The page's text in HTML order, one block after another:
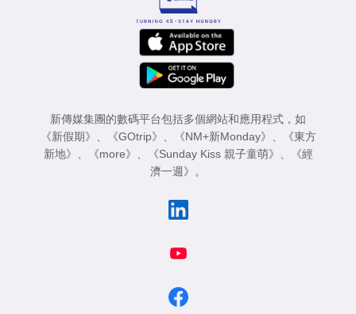
新傳媒集團的數碼平台包括多個網站和應用程式，如
《新假期》
《GOtrip》 《NM+新Monday》
《東方
新地》
《more》 《Sunday Kiss 親子童萌》
《經
濟一週》
。